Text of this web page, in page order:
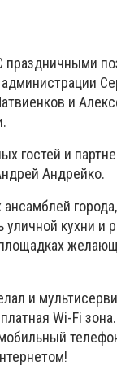
праздничными
и
гостей и
Андрейко.
кухни и
и
Wi-Fi